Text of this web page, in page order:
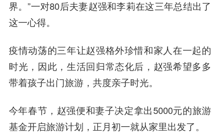
界。”一对80后夫妻赵强和李莉在这三年总结出了
这一心得。
疫情动荡的三年让赵强格外珍惜和家人在一起的
时光，因此，生活回归常态化后，赵强希望多多
带着孩子出门旅游，共度亲子时光。
今年春节，赵强便和妻子决定拿出5000元的旅游
基金开启旅游计划，正月初一就从家里出发了。